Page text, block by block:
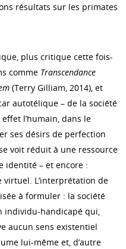
résultats sur les primates
plus critique cette fois-
comme Transcendance
(Terry Gilliam, 2014), et
autotélique – de la société
l’humain, dans le
ses désirs de perfection
voit réduit à une ressource
identité – et encore :
virtuel. L’interprétation de
à formuler : la société
individu-handicapé qui,
aucun sens existentiel
lui-même et, d’autre